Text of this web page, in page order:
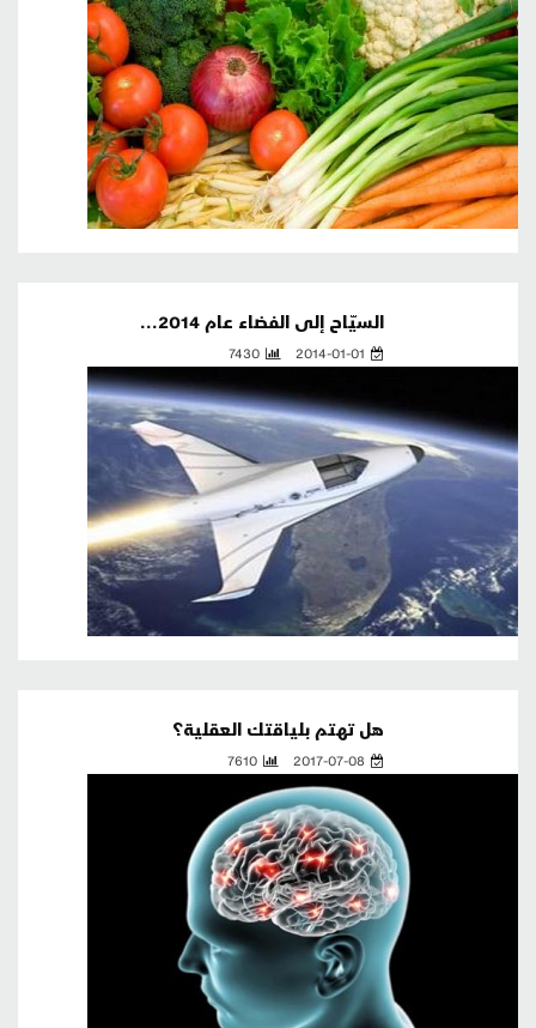
السيّاح إلى الفضاء عام 2014...
2014-01-01
7430
هل تهتم بلياقتك العقلية؟
2017-07-08
7610